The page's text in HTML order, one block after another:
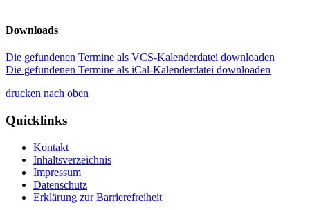
Downloads
Die gefundenen Termine als VCS-Kalenderdatei downloaden
Die gefundenen Termine als iCal-Kalenderdatei downloaden
drucken nach oben
Quicklinks
Kontakt
Inhaltsverzeichnis
Impressum
Datenschutz
Erklärung zur Barrierefreiheit